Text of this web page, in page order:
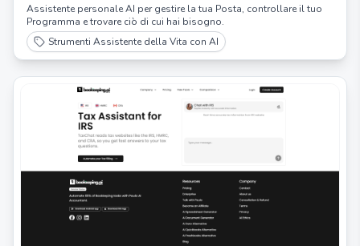
Assistente personale AI per gestire la tua Posta, controllare il tuo
Programma e trovare ciò di cui hai bisogno.
Strumenti Assistente della Vita con AI